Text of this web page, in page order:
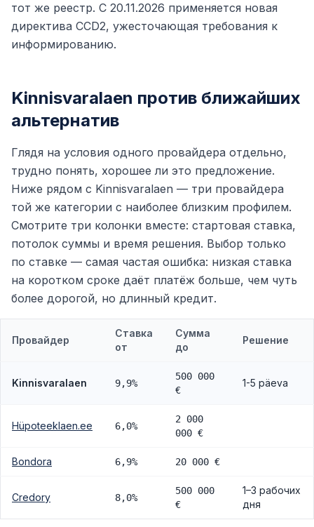
тот же реестр. С 20.11.2026 применяется новая
директива CCD2, ужесточающая требования к
информированию.
Kinnisvaralaen против ближайших
альтернатив
Глядя на условия одного провайдера отдельно,
трудно понять, хорошее ли это предложение.
Ниже рядом с Kinnisvaralaen — три провайдера
той же категории с наиболее близким профилем.
Смотрите три колонки вместе: стартовая ставка,
потолок суммы и время решения. Выбор только
по ставке — самая частая ошибка: низкая ставка
на коротком сроке даёт платёж больше, чем чуть
более дорогой, но длинный кредит.
Провайдер
Ставка
от
Сумма
до
Решение
Kinnisvaralaen 9,9%
500 000
€
1-5 päeva
Hüpoteeklaen.ee 6,0%
2 000
000 €
Bondora 6,9% 20 000 €
Credory 8,0%
500 000
€
1–3 рабочих
дня